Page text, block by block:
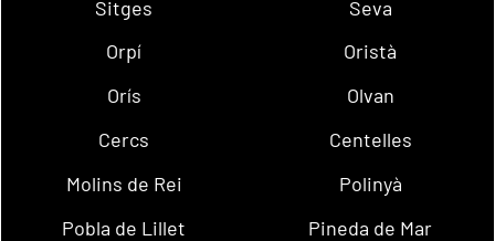
Sitges
Seva
Orpí
Oristà
Orís
Olvan
Cercs
Centelles
Molins de Rei
Polinyà
Pobla de Lillet
Pineda de Mar